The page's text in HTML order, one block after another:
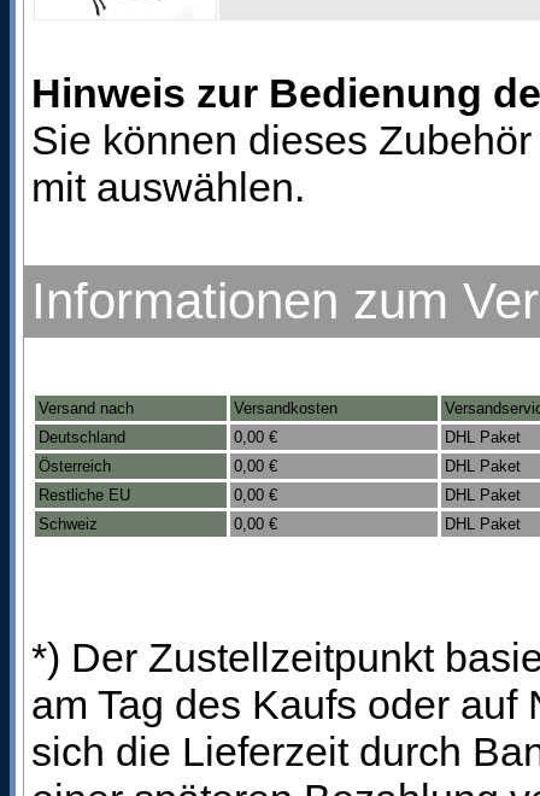
Hinweis zur Bedienung
Sie können dieses
mit auswählen.
Informationen zum
Versand nach Versandkosten
Deutschland
0,00 €
DHL Paket
Österreich
0,00 €
DHL Paket
Restliche EU
0,00 €
DHL Paket
Schweiz
0,00 € DHL Paket
*) Der Zustellzeitpunkt
am Tag des Kaufs oder
sich die Lieferzeit durch